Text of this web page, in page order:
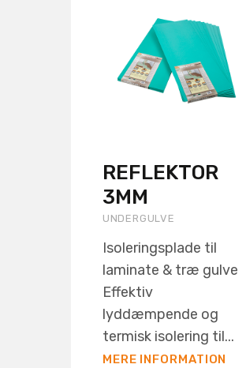
REFLEKTOR
3MM
UNDERGULVE
Isoleringsplade til
laminate & træ gulve
Effektiv
lyddæmpende og
termisk isolering til...
MERE INFORMATION